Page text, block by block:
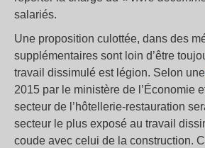
salariés.
Une proposition culottée, dans des
supplémentaires sont loin d’être
travail dissimulé est légion. Selon une
2015 par le ministère de l’Économie
secteur de l’hôtellerie-restauration
secteur le plus exposé au travail
coude avec celui de la construction.